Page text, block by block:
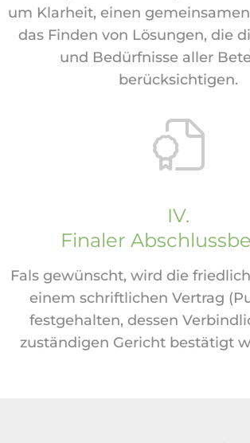
um Klarheit, einen
das Finden von Lösungen, die
und Bedürfnisse aller
berücksichtigen.
IV.
Finaler
Fals gewünscht, wird die
einem schriftlichen Vertrag
festgehalten, dessen
zuständigen Gericht bestätigt